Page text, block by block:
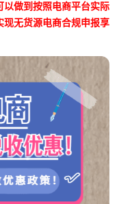
以做到按照电商平台实际
无货源电商合规申报享